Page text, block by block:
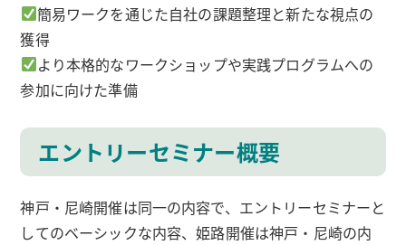
簡易ワークを通じた自社の課題整理と新たな視点の
獲得
より本格的なワークショップや実践プログラムへの
参加に向けた準備
エントリーセミナー概要
神戸・尼崎開催は同一の内容で、エントリーセミナーと
してのベーシックな内容、姫路開催は神戸・尼崎の内